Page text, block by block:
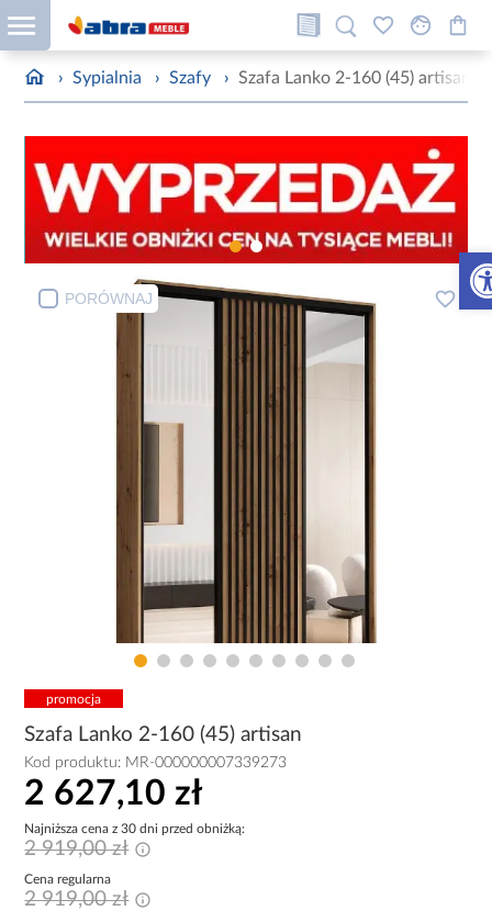
› Sypialnia › Szafy › Szafa Lanko 2-160 (45) artisan
PORÓWNAJ
promocja
Szafa Lanko 2-160 (45) artisan
Kod produktu: MR-000000007339273
2 627,10 zł
Najniższa cena z 30 dni przed obniżką:
2 919,00 zł
Cena regularna
2 919,00 zł